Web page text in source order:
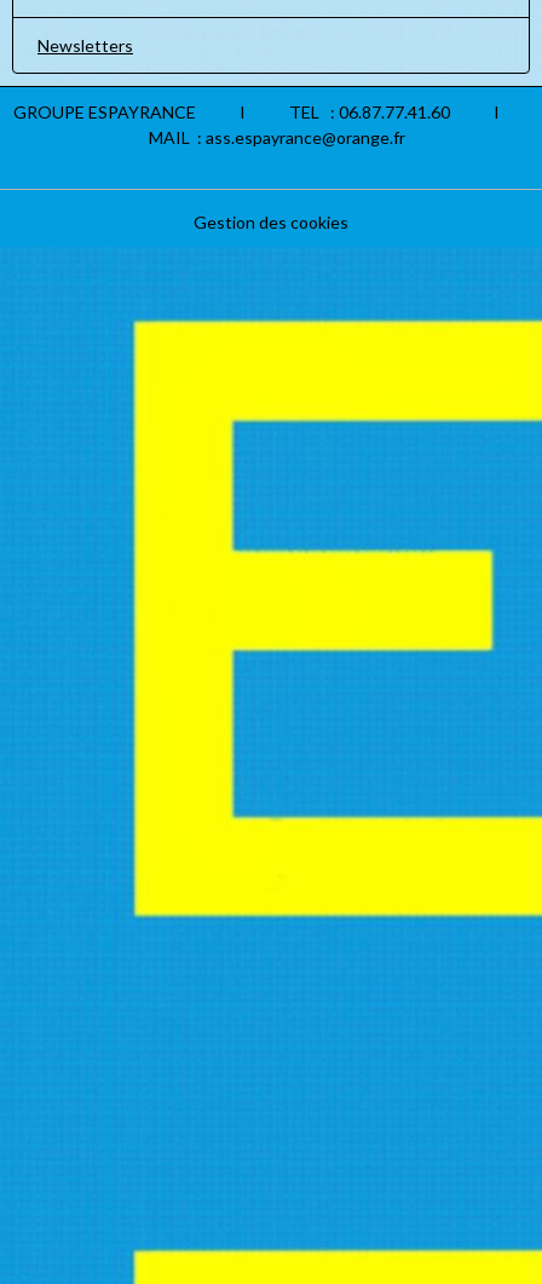
Newsletters
GROUPE ESPAYRANCE I TEL : 06.87.77.41.60 I
MAIL : ass.espayrance@orange.fr
Gestion des cookies